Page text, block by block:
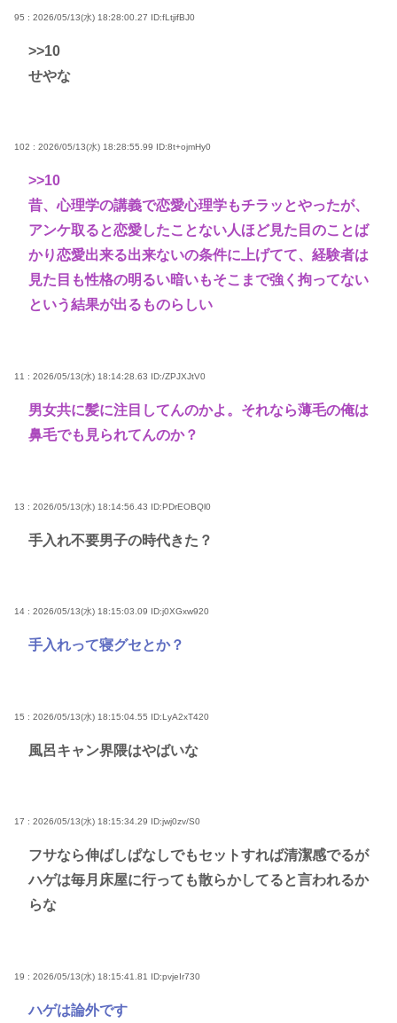
95 : 2026/05/13(水) 18:28:00.27 ID:fLtjifBJ0
>>10
せやな
102 : 2026/05/13(水) 18:28:55.99 ID:8t+ojmHy0
>>10
昔、心理学の講義で恋愛心理学もチラッとやったが、
アンケ取ると恋愛したことない人ほど見た目のことば
かり恋愛出来る出来ないの条件に上げてて、経験者は
見た目も性格の明るい暗いもそこまで強く拘ってない
という結果が出るものらしい
11 : 2026/05/13(水) 18:14:28.63 ID:/ZPJXJtV0
男女共に髪に注目してんのかよ。それなら薄毛の俺は
鼻毛でも見られてんのか？
13 : 2026/05/13(水) 18:14:56.43 ID:PDrEOBQl0
手入れ不要男子の時代きた？
14 : 2026/05/13(水) 18:15:03.09 ID:j0XGxw920
手入れって寝グセとか？
15 : 2026/05/13(水) 18:15:04.55 ID:LyA2xT420
風呂キャン界隈はやばいな
17 : 2026/05/13(水) 18:15:34.29 ID:jwj0zv/S0
フサなら伸ばしぱなしでもセットすれば清潔感でるが
ハゲは毎月床屋に行っても散らかしてると言われるか
らな
19 : 2026/05/13(水) 18:15:41.81 ID:pvjeIr730
ハゲは論外です